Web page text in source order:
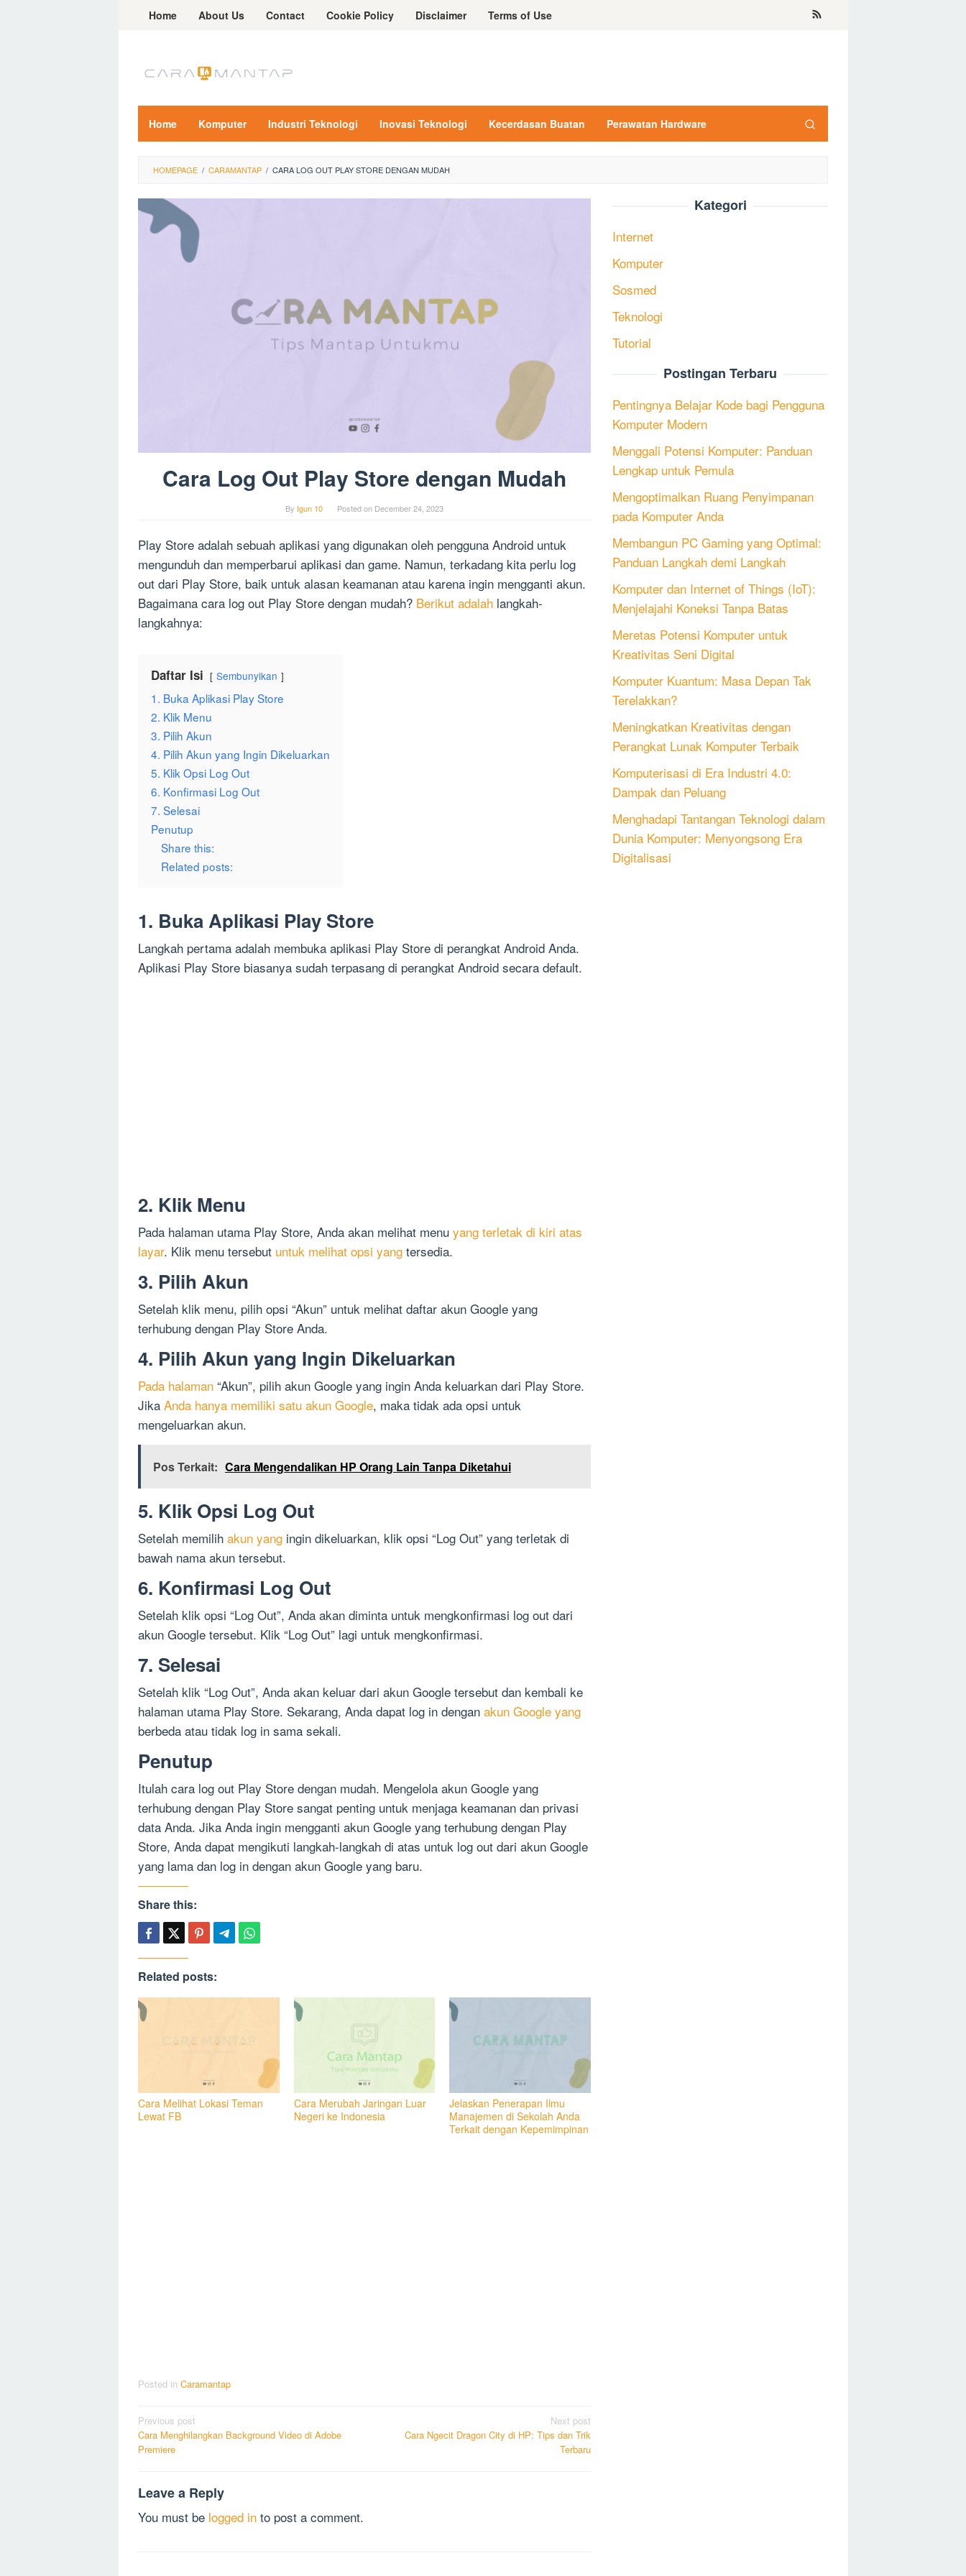
Home About Us Contact Cookie Policy Disclaimer Terms of Use
Home Komputer Industri Teknologi Inovasi Teknologi Kecerdasan Buatan Perawatan Hardware
HOMEPAGE / CARAMANTAP / CARA LOG OUT PLAY STORE DENGAN MUDAH
Cara Log Out Play Store dengan Mudah
By Igun 10 Posted on December 24, 2023
Play Store adalah sebuah aplikasi yang digunakan oleh pengguna Android untuk
mengunduh dan memperbarui aplikasi dan game. Namun, terkadang kita perlu log
out dari Play Store, baik untuk alasan keamanan atau karena ingin mengganti akun.
Bagaimana cara log out Play Store dengan mudah? Berikut adalah langkah-
langkahnya:
Daftar Isi Sembunyikan
1. Buka Aplikasi Play Store
2. Klik Menu
3. Pilih Akun
4. Pilih Akun yang Ingin Dikeluarkan
5. Klik Opsi Log Out
6. Konfirmasi Log Out
7. Selesai
Penutup
Share this:
Related posts:
1. Buka Aplikasi Play Store
Langkah pertama adalah membuka aplikasi Play Store di perangkat Android Anda.
Aplikasi Play Store biasanya sudah terpasang di perangkat Android secara default.
2. Klik Menu
Pada halaman utama Play Store, Anda akan melihat menu yang terletak di kiri atas
layar. Klik menu tersebut untuk melihat opsi yang tersedia.
3. Pilih Akun
Setelah klik menu, pilih opsi “Akun” untuk melihat daftar akun Google yang
terhubung dengan Play Store Anda.
4. Pilih Akun yang Ingin Dikeluarkan
Pada halaman “Akun”, pilih akun Google yang ingin Anda keluarkan dari Play Store.
Jika Anda hanya memiliki satu akun Google, maka tidak ada opsi untuk
mengeluarkan akun.
Pos Terkait: Cara Mengendalikan HP Orang Lain Tanpa Diketahui
5. Klik Opsi Log Out
Setelah memilih akun yang ingin dikeluarkan, klik opsi “Log Out” yang terletak di
bawah nama akun tersebut.
6. Konfirmasi Log Out
Setelah klik opsi “Log Out”, Anda akan diminta untuk mengkonfirmasi log out dari
akun Google tersebut. Klik “Log Out” lagi untuk mengkonfirmasi.
7. Selesai
Setelah klik “Log Out”, Anda akan keluar dari akun Google tersebut dan kembali ke
halaman utama Play Store. Sekarang, Anda dapat log in dengan akun Google yang
berbeda atau tidak log in sama sekali.
Penutup
Itulah cara log out Play Store dengan mudah. Mengelola akun Google yang
terhubung dengan Play Store sangat penting untuk menjaga keamanan dan privasi
data Anda. Jika Anda ingin mengganti akun Google yang terhubung dengan Play
Store, Anda dapat mengikuti langkah-langkah di atas untuk log out dari akun Google
yang lama dan log in dengan akun Google yang baru.
Share this:
Related posts:
Cara Melihat Lokasi Teman
Lewat FB
Cara Merubah Jaringan Luar
Negeri ke Indonesia
Jelaskan Penerapan Ilmu
Manajemen di Sekolah Anda
Terkait dengan Kepemimpinan
Posted in Caramantap
Post
navigation
Previous post
Cara Menghilangkan Background Video di Adobe
Premiere
Next post
Cara Ngecit Dragon City di HP: Tips dan Trik
Terbaru
Leave a Reply
You must be logged in to post a comment.
Kategori
Internet
Komputer
Sosmed
Teknologi
Tutorial
Postingan Terbaru
Pentingnya Belajar Kode bagi Pengguna
Komputer Modern
Menggali Potensi Komputer: Panduan
Lengkap untuk Pemula
Mengoptimalkan Ruang Penyimpanan
pada Komputer Anda
Membangun PC Gaming yang Optimal:
Panduan Langkah demi Langkah
Komputer dan Internet of Things (IoT):
Menjelajahi Koneksi Tanpa Batas
Meretas Potensi Komputer untuk
Kreativitas Seni Digital
Komputer Kuantum: Masa Depan Tak
Terelakkan?
Meningkatkan Kreativitas dengan
Perangkat Lunak Komputer Terbaik
Komputerisasi di Era Industri 4.0:
Dampak dan Peluang
Menghadapi Tantangan Teknologi dalam
Dunia Komputer: Menyongsong Era
Digitalisasi